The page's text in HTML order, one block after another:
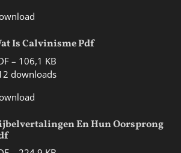
Is Calvinisme Pdf
– 106,1 KB
downloads
En Hun Oorsprong